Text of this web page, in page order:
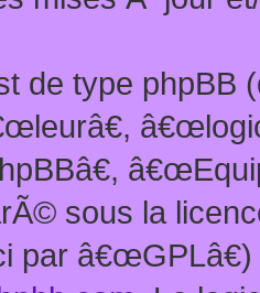
de type phpBB
sous la
par